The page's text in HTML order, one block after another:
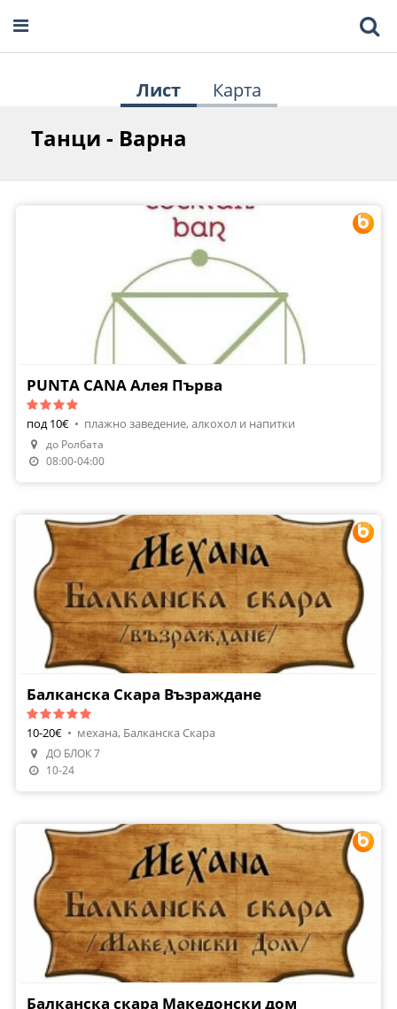
Лист Карта
Танци - Варна
Направи Резервация
PUNTA CANA Алея Първа
под 10€ • плажно заведение, алкохол и напитки
до Ролбата
08:00-04:00
Направи Резервация
Балканска Скара Възраждане
10-20€ • механа, Балканска Скара
ДО БЛОК 7
10-24
Балканска скара Македонски дом